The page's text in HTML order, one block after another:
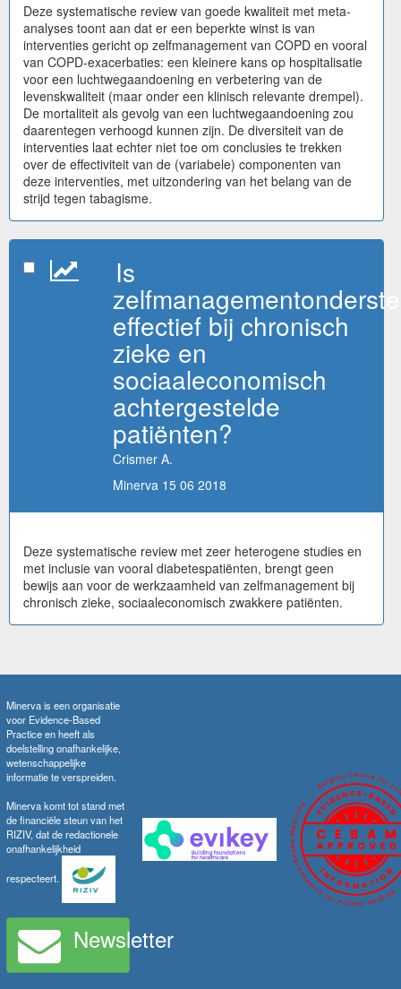
Deze systematische review van goede kwaliteit met meta-
analyses toont aan dat er een beperkte winst is van
interventies gericht op zelfmanagement van COPD en vooral
van COPD-exacerbaties: een kleinere kans op hospitalisatie
voor een luchtwegaandoening en verbetering van de
levenskwaliteit (maar onder een klinisch relevante drempel).
De mortaliteit als gevolg van een luchtwegaandoening zou
daarentegen verhoogd kunnen zijn. De diversiteit van de
interventies laat echter niet toe om conclusies te trekken
over de effectiviteit van de (variabele) componenten van
deze interventies, met uitzondering van het belang van de
strijd tegen tabagisme.
Is
effectief bij chronisch
zieke en
sociaaleconomisch
achtergestelde
patiënten?
Crismer A.
Minerva 15 06 2018
Deze systematische review met zeer heterogene studies en
met inclusie van vooral diabetespatiënten, brengt geen
bewijs aan voor de werkzaamheid van zelfmanagement bij
chronisch zieke, sociaaleconomisch zwakkere patiënten.
Minerva is een organisatie
voor Evidence-Based
Practice en heeft als
doelstelling onafhankelijke,
wetenschappelijke
informatie te verspreiden.
Minerva komt tot stand met
de financiële steun van het
RIZIV, dat de redactionele
onafhankelijkheid
respecteert.
Newsletter